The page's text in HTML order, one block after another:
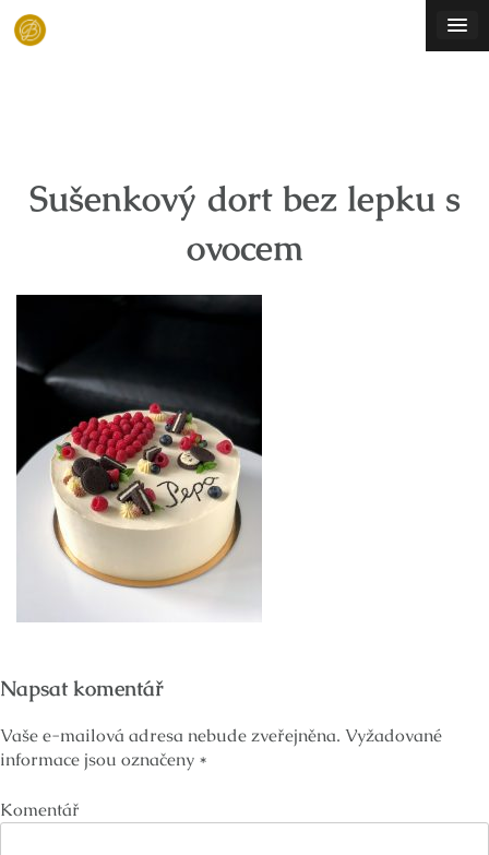
Skip
Sušenkový dort bez lepku s
ovocem
Napsat komentář
Vaše e-mailová adresa nebude zveřejněna. Vyžadované
informace jsou označeny *
Komentář